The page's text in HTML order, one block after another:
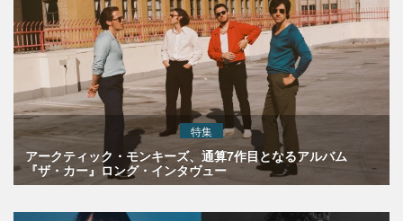
特集
アークティック・モンキーズ、通算7作目となるアルバム
『ザ・カー』ロング・インタヴュー